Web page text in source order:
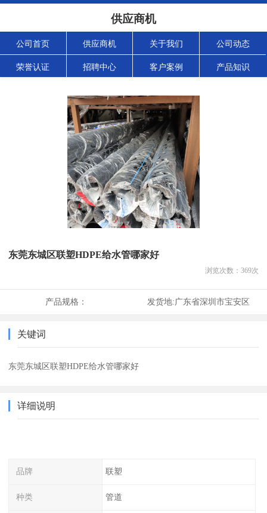
供应商机
公司首页 供应商机 关于我们 公司动态
荣誉认证 招聘中心 客户案例 产品知识
东莞东城区联塑HDPE给水管哪家好
浏览次数： 369次
产品规格： 发货地:广东省深圳市宝安区
关键词
东莞东城区联塑HDPE给水管哪家好
详细说明
品牌 联塑
种类 管道